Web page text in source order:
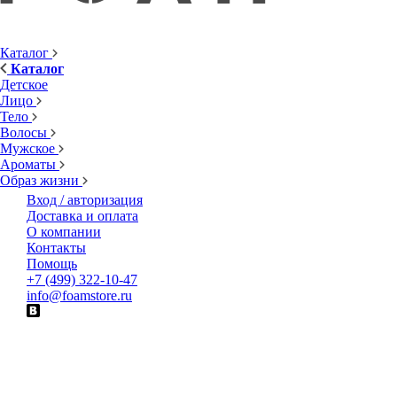
Каталог
Каталог
Детское
Лицо
Тело
Волосы
Мужское
Ароматы
Образ жизни
Вход / авторизация
Доставка и оплата
О компании
Контакты
Помощь
+7 (499) 322-10-47
info@foamstore.ru